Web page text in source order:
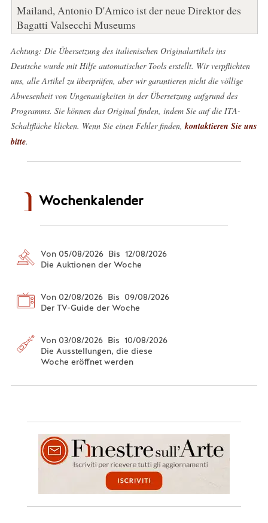
Mailand, Antonio D'Amico ist der neue Direktor des
Bagatti Valsecchi Museums
Achtung: Die Übersetzung des italienischen Originalartikels ins
Deutsche wurde mit Hilfe automatischer Tools erstellt. Wir verpflichten
uns, alle Artikel zu überprüfen, aber wir garantieren nicht die völlige
Abwesenheit von Ungenauigkeiten in der Übersetzung aufgrund des
Programms. Sie können das Original finden, indem Sie auf die ITA-
Schaltfläche klicken. Wenn Sie einen Fehler finden, kontaktieren Sie uns
bitte.
Wochenkalender
Von 05/08/2026 Bis 12/08/2026
Die Auktionen der Woche
Von 02/08/2026 Bis 09/08/2026
Der TV-Guide der Woche
Von 03/08/2026 Bis 10/08/2026
Die Ausstellungen, die diese
Woche eröffnet werden